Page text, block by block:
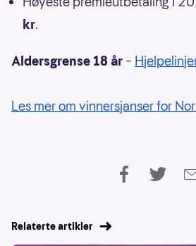
kr.
Aldersgrense 18 år –
Les mer om vinnersjanser for
Relaterte artikler